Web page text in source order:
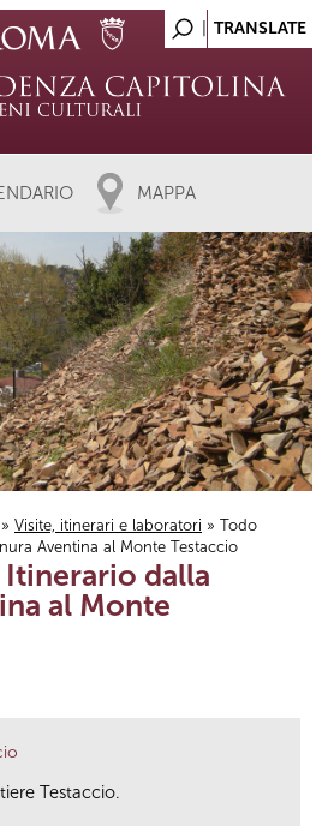
MAPPA
» Visite, itinerari e laboratori » Todo
Aventina al Monte Testaccio
Itinerario dalla
al Monte
Testaccio.